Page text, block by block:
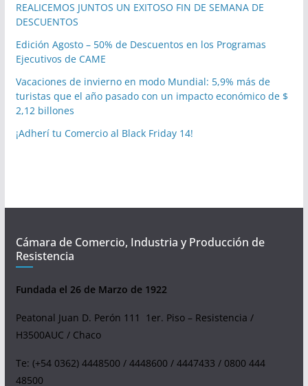
REALICEMOS JUNTOS UN EXITOSO FIN DE SEMANA DE
DESCUENTOS
Edición Agosto – 50% de Descuentos en los Programas
Ejecutivos de CAME
Vacaciones de invierno en modo Mundial: 5,9% más de
turistas que el año pasado con un impacto económico de $
2,12 billones
¡Adherí tu Comercio al Black Friday 14!
Cámara de Comercio, Industria y Producción de
Resistencia
Fundada el 26 de Marzo de 1922
Peatonal Juan D. Perón 111 1er. Piso – Resistencia /
H3500AUC / Chaco
Te: (+54 0362) 4448500 / 4448600 / 4447433 / 0800 444
48500